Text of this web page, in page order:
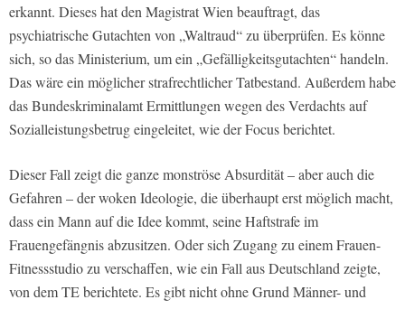
erkannt. Dieses hat den Magistrat Wien beauftragt, das
psychiatrische Gutachten von „Waltraud“ zu überprüfen. Es könne
sich, so das Ministerium, um ein „Gefälligkeitsgutachten“ handeln.
Das wäre ein möglicher strafrechtlicher Tatbestand. Außerdem habe
das Bundeskriminalamt Ermittlungen wegen des Verdachts auf
Sozialleistungsbetrug eingeleitet, wie der Focus berichtet.
Dieser Fall zeigt die ganze monströse Absurdität – aber auch die
Gefahren – der woken Ideologie, die überhaupt erst möglich macht,
dass ein Mann auf die Idee kommt, seine Haftstrafe im
Frauengefängnis abzusitzen. Oder sich Zugang zu einem Frauen-
Fitnessstudio zu verschaffen, wie ein Fall aus Deutschland zeigte,
von dem TE berichtete. Es gibt nicht ohne Grund Männer- und